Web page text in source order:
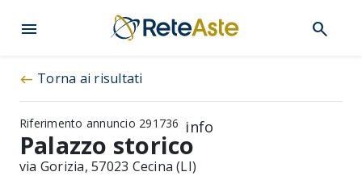
menu search
west Torna ai risultati
Riferimento annuncio 291736 info
Palazzo storico
via Gorizia, 57023 Cecina (LI)